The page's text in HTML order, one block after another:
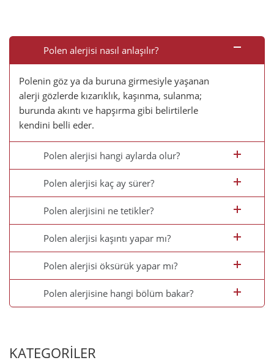
Polen alerjisi nasıl anlaşılır?
Polenin göz ya da buruna girmesiyle yaşanan
alerji gözlerde kızarıklık, kaşınma, sulanma;
burunda akıntı ve hapşırma gibi belirtilerle
kendini belli eder.
Polen alerjisi hangi aylarda olur?
Polen alerjisi kaç ay sürer?
Polen alerjisini ne tetikler?
Polen alerjisi kaşıntı yapar mı?
Polen alerjisi öksürük yapar mı?
Polen alerjisine hangi bölüm bakar?
KATEGORİLER